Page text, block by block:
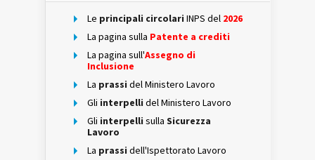
Le principali circolari INPS del 2026
La pagina sulla Patente a crediti
La pagina sull'Assegno di
Inclusione
La prassi del Ministero Lavoro
Gli interpelli del Ministero Lavoro
Gli interpelli sulla Sicurezza
Lavoro
La prassi dell'Ispettorato Lavoro